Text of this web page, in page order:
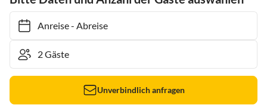
Anreise- Abreise
Unverbindlich anfragen